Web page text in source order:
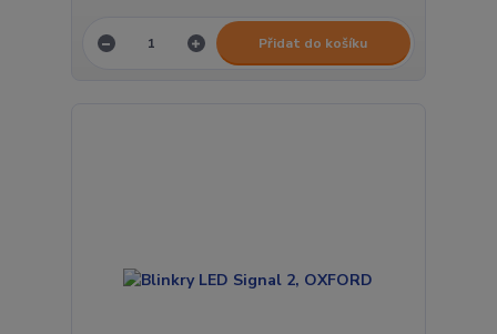
Přidat do košíku